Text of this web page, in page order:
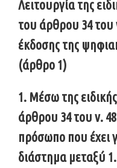
Λειτουργία της
του άρθρου 34 του
έκδοσης της
(άρθρο 1)
1. Μέσω της
άρθρου 34 του ν.
πρόσωπο που έχει
διάστημα μεταξύ